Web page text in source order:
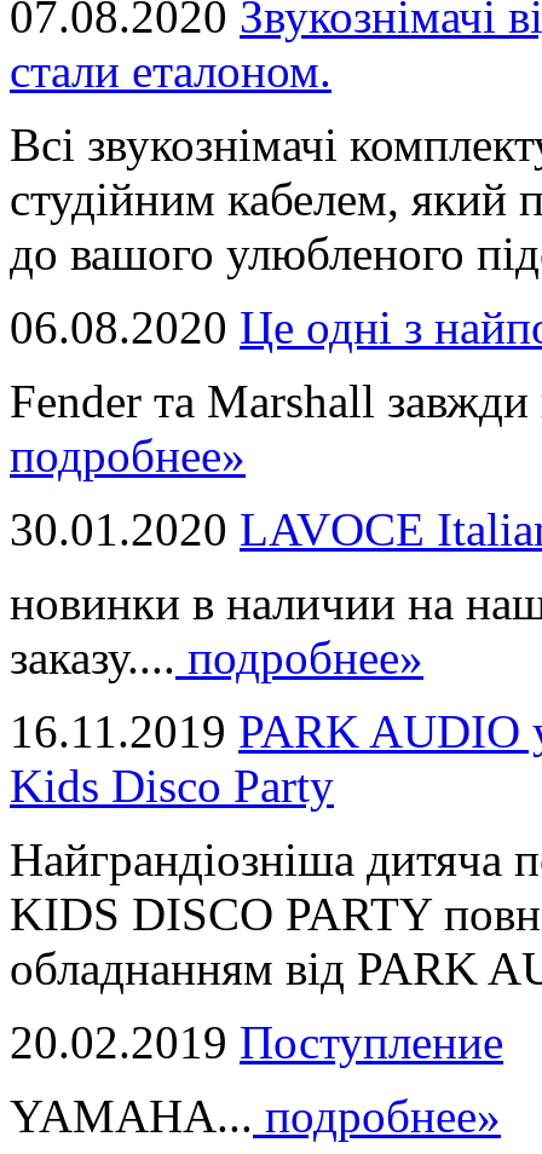
07.08.2020 Звукознімачі
стали еталоном.
Всі звукознімачі
студійним кабелем, який
до вашого улюбленого
06.08.2020 Це однi з
Fender та Marshall завжди
подробнее»
30.01.2020 LAVOCE
новинки в наличии на
заказу.... подробнее»
16.11.2019 PARK AUDIO
Kids Disco Party
Найграндіозніша дитяча
KIDS DISCO PARTY
обладнанням від PARK
20.02.2019 Поступление
YAMAHA... подробнее»